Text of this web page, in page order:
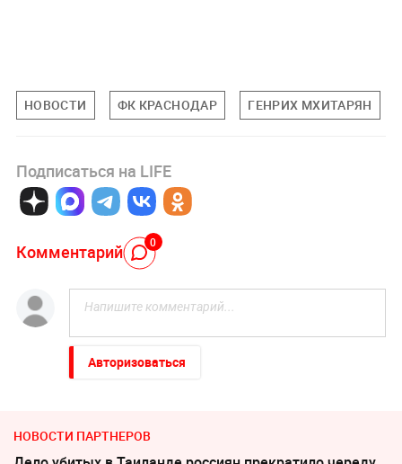
НОВОСТИ ФК КРАСНОДАР ГЕНРИХ МХИТАРЯН
Подписаться на LIFE
Комментарий 0
Авторизоваться
НОВОСТИ ПАРТНЕРОВ